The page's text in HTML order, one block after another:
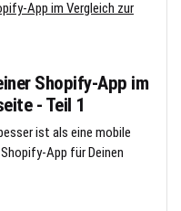
Shopify-App im
- Teil 1
ist als eine mobile
App für Deinen